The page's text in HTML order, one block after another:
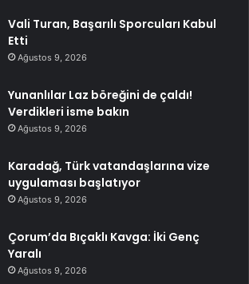
Vali Turan, Başarılı Sporcuları Kabul
Etti
Ağustos 9, 2026
Yunanlılar Laz böreğini de çaldı!
Verdikleri isme bakın
Ağustos 9, 2026
Karadağ, Türk vatandaşlarına vize
uygulaması başlatıyor
Ağustos 9, 2026
Çorum’da Bıçaklı Kavga: İki Genç
Yaralı
Ağustos 9, 2026